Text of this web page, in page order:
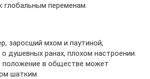
глобальным переменам.
заросший мхом и паутиной,
душевных ранах, плохом настроении.
положение в обществе может
шатким.